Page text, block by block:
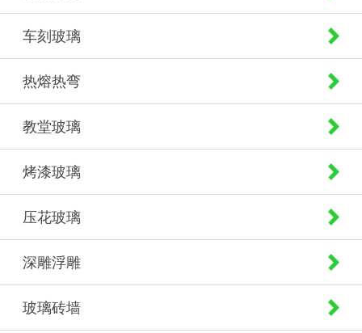
车刻玻璃
热熔热弯
教堂玻璃
烤漆玻璃
压花玻璃
深雕浮雕
玻璃砖墙